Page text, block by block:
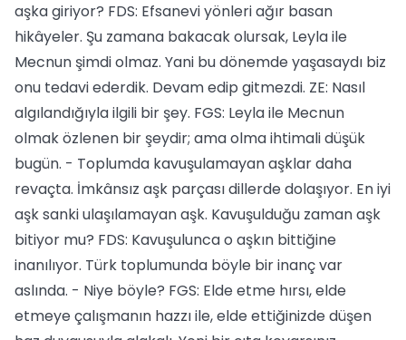
aşka giriyor? FDS: Efsanevi yönleri ağır basan
hikâyeler. Şu zamana bakacak olursak, Leyla ile
Mecnun şimdi olmaz. Yani bu dönemde yaşasaydı biz
onu tedavi ederdik. Devam edip gitmezdi. ZE: Nasıl
algılandığıyla ilgili bir şey. FGS: Leyla ile Mecnun
olmak özlenen bir şeydir; ama olma ihtimali düşük
bugün. - Toplumda kavuşulamayan aşklar daha
revaçta. İmkânsız aşk parçası dillerde dolaşıyor. En iyi
aşk sanki ulaşılamayan aşk. Kavuşulduğu zaman aşk
bitiyor mu? FDS: Kavuşulunca o aşkın bittiğine
inanılıyor. Türk toplumunda böyle bir inanç var
aslında. - Niye böyle? FGS: Elde etme hırsı, elde
etmeye çalışmanın hazzı ile, elde ettiğinizde düşen